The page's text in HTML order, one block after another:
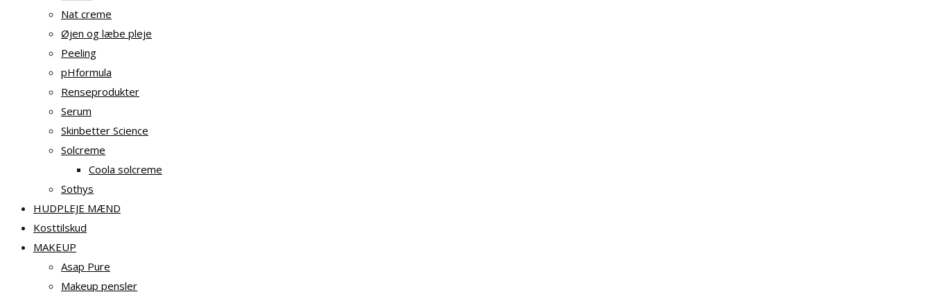
Nat creme
Øjen og læbe pleje
Peeling
pHformula
Renseprodukter
Serum
Skinbetter Science
Solcreme
Coola solcreme
Sothys
HUDPLEJE MÆND
Kosttilskud
MAKEUP
Asap Pure
Makeup pensler